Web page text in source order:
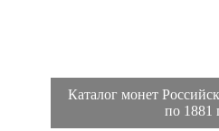
Каталог монет
по 1881